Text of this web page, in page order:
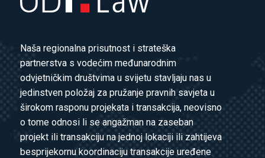
Naša regionalna prisutnost i strateška
partnerstva s vodećim međunarodnim
odvjetničkim društvima u svijetu stavljaju nas u
jedinstven položaj za pružanje pravnih savjeta u
širokom rasponu projekata i transakcija, neovisno
o tome odnosi li se angažman na zaseban
projekt ili transakciju na jednoj lokaciji ili zahtijeva
besprijekornu koordinaciju transakcije uređene